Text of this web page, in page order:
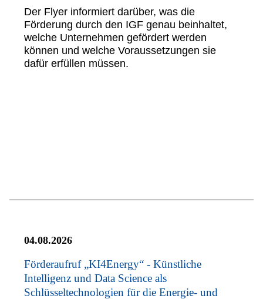
Der Flyer informiert darüber, was die
Förderung durch den IGF genau beinhaltet,
welche Unternehmen gefördert werden
können und welche Voraussetzungen sie
dafür erfüllen müssen.
04.08.2026
Förderaufruf „KI4Energy“ - Künstliche
Intelligenz und Data Science als
Schlüsseltechnologien für die Energie- und